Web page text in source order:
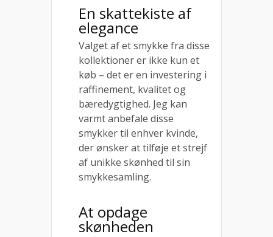
En skattekiste af
elegance
Valget af et smykke fra disse
kollektioner er ikke kun et
køb – det er en investering i
raffinement, kvalitet og
bæredygtighed. Jeg kan
varmt anbefale disse
smykker til enhver kvinde,
der ønsker at tilføje et strejf
af unikke skønhed til sin
smykkesamling.
At opdage
skønheden